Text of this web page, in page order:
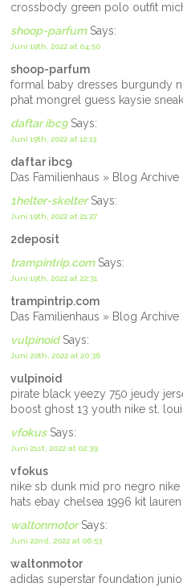
crossbody green polo outfit
shoop-parfumSays:
Juni 19th, 2022 at 04:50
shoop-parfum
formal baby dresses burgundy
phat mongrel guess kaysie
daftar ibc9Says:
Juni 19th, 2022 at 12:13
daftar ibc9
Das Familienhaus » Blog
1helter-skelterSays:
Juni 19th, 2022 at 21:27
2deposit
trampintrip.comSays:
Juni 19th, 2022 at 22:31
trampintrip.com
Das Familienhaus » Blog
vulpinoidSays:
Juni 20th, 2022 at 20:36
vulpinoid
pirate black yeezy 750 jeudy
boost ghost 13 youth nike st.
vfokusSays:
Juni 21st, 2022 at 02:39
vfokus
nike sb dunk mid pro negro
hats ebay chelsea 1996 kit
waltonmotorSays:
Juni 22nd, 2022 at 06:53
waltonmotor
adidas superstar foundation